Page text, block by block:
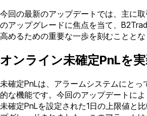
今回の最新のアップデートでは、主に
のアップグレードに焦点を当て、
高めるための重要な一歩を刻むこととな
オンライン未確定PnLを
未確定PnLは、アラームシステムにとっ
的な機能です。今回のアップデートに
未確定PnLを設定された1日の上限値と